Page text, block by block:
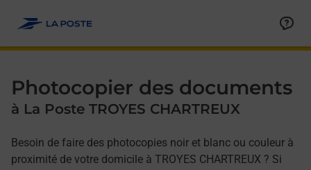
Photocopier des documents
à La Poste TROYES CHARTREUX
Besoin de faire des photocopies noir et blanc ou couleur à
proximité de votre domicile à TROYES CHARTREUX ? Si